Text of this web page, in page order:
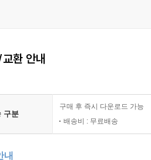
환 안내
구분
구매 후 즉시 다운로드 가능
배송비 : 무료배송
내